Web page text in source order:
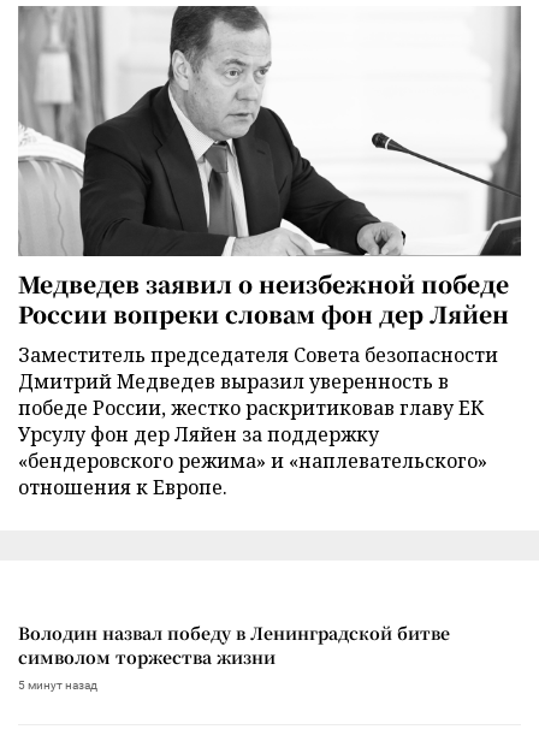
Медведев заявил о неизбежной победе
России вопреки словам фон дер Ляйен
Заместитель председателя Совета безопасности
Дмитрий Медведев выразил уверенность в
победе России, жестко раскритиковав главу ЕК
Урсулу фон дер Ляйен за поддержку
«бендеровского режима» и «наплевательского»
отношения к Европе.
Володин назвал победу в Ленинградской битве
символом торжества жизни
5 минут назад